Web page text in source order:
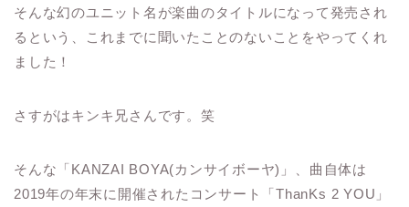
そんな幻のユニット名が楽曲のタイトルになって発売され
るという、これまでに聞いたことのないことをやってくれ
ました！
さすがはキンキ兄さんです。笑
そんな「KANZAI BOYA(カンサイボーヤ)」、曲自体は
2019年の年末に開催されたコンサート「ThanKs 2 YOU」